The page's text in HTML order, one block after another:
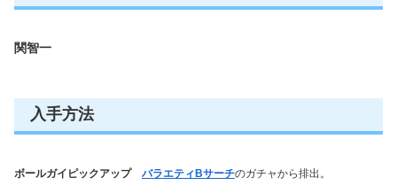
関智一
入手方法
ボールガイピックアップ バラエティBサーチのガチャから排出。